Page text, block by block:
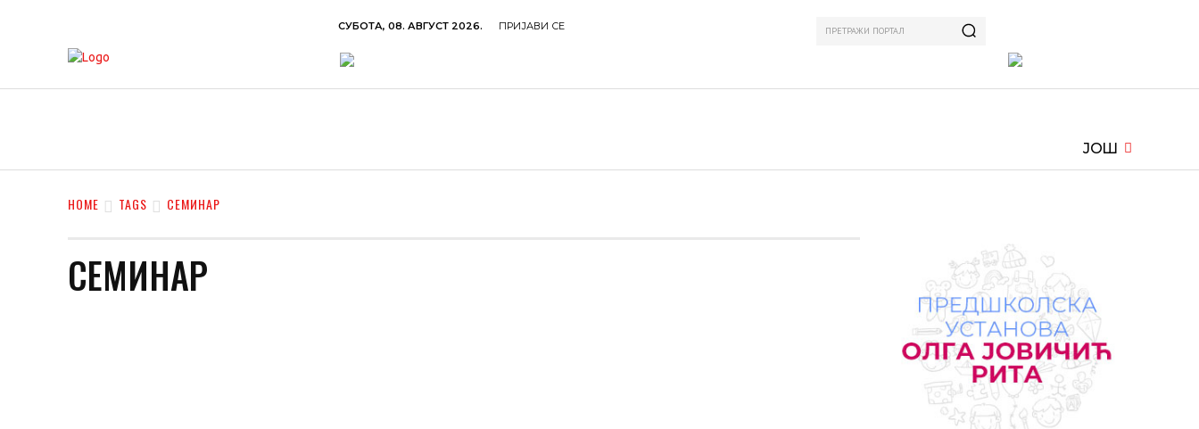
СУБОТА, 08. АВГУСТ 2026. ПРИЈАВИ СЕ ПРЕТРАЖИ ПОРТАЛ
ЈОШ
HOME TAGS СЕМИНАР
СЕМИНАР